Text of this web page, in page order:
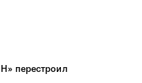
перестроил